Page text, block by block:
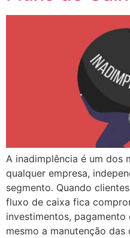
A inadimplência é um dos
qualquer empresa,
segmento. Quando
fluxo de caixa fica
investimentos,
mesmo a manutenção das